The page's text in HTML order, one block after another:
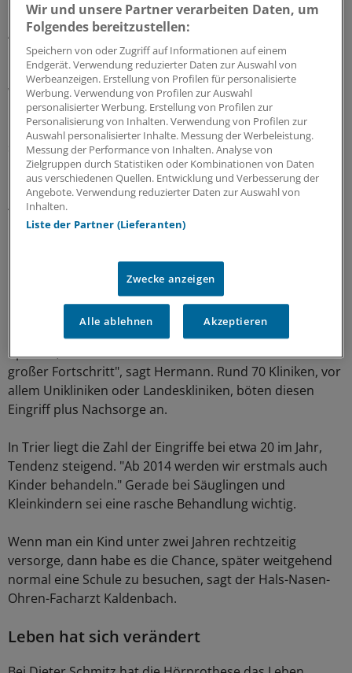
Es gebe immer mehr CI-Operationen, sagt Professorin
Annerose Keilmann, Leiterin des Schwerpunkts
Kommunikationsstörungen an der Universitätsmedizin
Mainz. Dies liege auch daran, dass die Geräte besser
würden und für mehr Patienten infrage kämen.
Es bleibe dennoch ein besonderer Eingriff. "Man muss
sich im Klaren darüber sein, dass solch eine Operation
mit einer lebenslangen Nachsorge verbunden ist."
Auch bald für Kinder
mit solchen Implantaten, sagt der Präsident der
Deutschen Cochlear Implant Gesellschaft, Franz
Hermann, im bayerischen Illertissen.
Im Jahr würden rund 3500 Patienten in Deutschland
operiert, die Technik werde immer besser. "Das ist ein
großer Fortschritt", sagt Hermann. Rund 70 Kliniken, vor
allem Unikliniken oder Landeskliniken, böten diesen
Eingriff plus Nachsorge an.
In Trier liegt die Zahl der Eingriffe bei etwa 20 im Jahr,
Tendenz steigend. "Ab 2014 werden wir erstmals auch
Kinder behandeln." Gerade bei Säuglingen und
Kleinkindern sei eine rasche Behandlung wichtig.
Wenn man ein Kind unter zwei Jahren rechtzeitig
versorge, dann habe es die Chance, später weitgehend
normal eine Schule zu besuchen, sagt der Hals-Nasen-
Ohren-Facharzt Kaldenbach.
Leben hat sich verändert
Wir und unsere Partner verarbeiten Daten, um
Folgendes bereitzustellen:
Speichern von oder Zugriff auf Informationen auf einem
Endgerät. Verwendung reduzierter Daten zur Auswahl von
Werbeanzeigen. Erstellung von Profilen für personalisierte
Werbung. Verwendung von Profilen zur Auswahl
personalisierter Werbung. Erstellung von Profilen zur
Personalisierung von Inhalten. Verwendung von Profilen zur
Auswahl personalisierter Inhalte. Messung der Werbeleistung.
Messung der Performance von Inhalten. Analyse von
Zielgruppen durch Statistiken oder Kombinationen von Daten
aus verschiedenen Quellen. Entwicklung und Verbesserung der
Angebote. Verwendung reduzierter Daten zur Auswahl von
Inhalten.
Liste der Partner (Lieferanten)
Zwecke anzeigen
Alle ablehnen Akzeptieren